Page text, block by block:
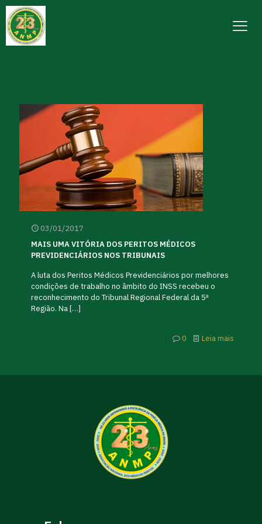
03/01/2017
MAIS UMA VITÓRIA DOS PERITOS MÉDICOS
PREVIDENCIÁRIOS NOS TRIBUNAIS
A luta dos Peritos Médicos Previdenciários por melhores
condições de trabalho no âmbito do INSS recebeu o
reconhecimento do Tribunal Regional Federal da 5ª
Região. Na[…]
0 Leia mais